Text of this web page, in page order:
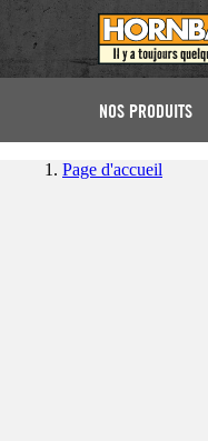
NOS PRODUITS
Page d'accueil